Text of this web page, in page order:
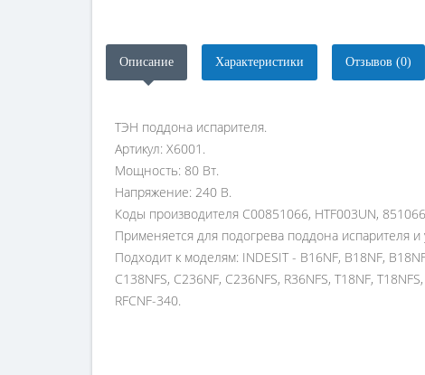
Описание Характеристики Отзывов (0)
ТЭН поддона испарителя.
Артикул: X6001.
Мощность: 80 Вт.
Напряжение: 240 В.
Коды производителя C00851066, HTF003UN,
Применяется для подогрева поддона испарителя
Подходит к моделям: INDESIT - B16NF, B18NF,
C138NFS, C236NF, C236NFS, R36NFS, T18NF,
RFCNF-340.